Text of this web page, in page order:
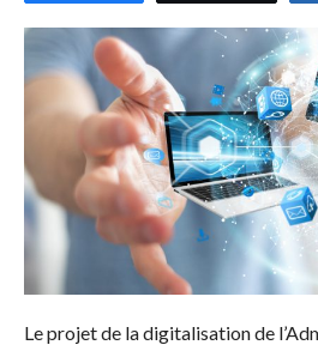
Le projet de la digitalisation de